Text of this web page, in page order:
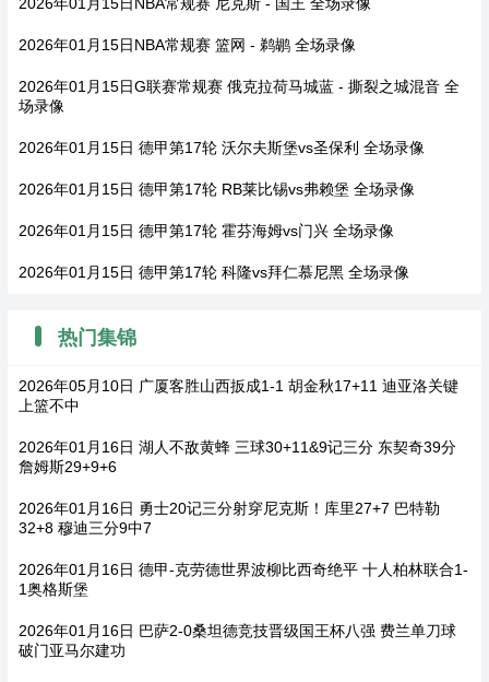
2026年01月15日NBA常规赛 篮网 - 鹈鹕 全场录像
2026年01月15日G联赛常规赛 俄克拉荷马城蓝 - 撕裂之城混音 全
场录像
2026年01月15日 德甲第17轮 沃尔夫斯堡vs圣保利 全场录像
2026年01月15日 德甲第17轮 RB莱比锡vs弗赖堡 全场录像
2026年01月15日 德甲第17轮 霍芬海姆vs门兴 全场录像
2026年01月15日 德甲第17轮 科隆vs拜仁慕尼黑 全场录像
热门集锦
2026年05月10日 广厦客胜山西扳成1-1 胡金秋17+11 迪亚洛关键
上篮不中
2026年01月16日 湖人不敌黄蜂 三球30+11&9记三分 东契奇39分
詹姆斯29+9+6
2026年01月16日 勇士20记三分射穿尼克斯！库里27+7 巴特勒
32+8 穆迪三分9中7
2026年01月16日 德甲-克劳德世界波柳比西奇绝平 十人柏林联合1-
1奥格斯堡
2026年01月16日 巴萨2-0桑坦德竞技晋级国王杯八强 费兰单刀球
破门亚马尔建功